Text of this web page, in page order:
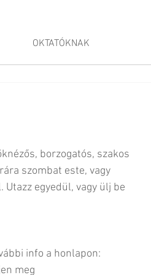
OKTATÓKNAK
borzogatós, szakos
szombat este, vagy
egyedül, vagy ülj be
info a honlapon:
meg